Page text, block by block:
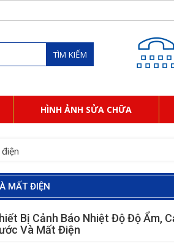
TÌM KIẾM
HÌNH ẢNH SỬA CHỮA
MẤT ĐIỆN
Bị Cảnh Báo Nhiệt Độ Độ Ẩm,
Và Mất Điện